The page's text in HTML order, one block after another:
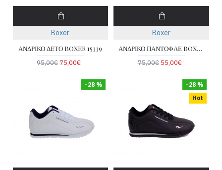
Boxer
ΑΝΔΡΙΚΟ ΔΕΤΟ BOXER 15339
95,00€75,00€
Boxer
ΑΝΔΡΙΚΟ ΠΑΝΤΟΦΛΕ BOXER 10117
75,00€ 55,00€
-28 %
Hot
-28 %